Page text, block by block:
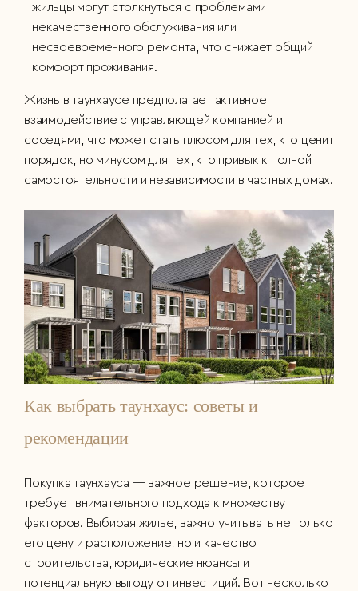
жильцы могут столкнуться с проблемами
некачественного обслуживания или
несвоевременного ремонта, что снижает общий
комфорт проживания.
Жизнь в таунхаусе предполагает активное
взаимодействие с управляющей компанией и
соседями, что может стать плюсом для тех, кто ценит
порядок, но минусом для тех, кто привык к полной
самостоятельности и независимости в частных домах.
Как выбрать таунхаус: советы и
рекомендации
Покупка таунхауса — важное решение, которое
требует внимательного подхода к множеству
факторов. Выбирая жилье, важно учитывать не только
его цену и расположение, но и качество
строительства, юридические нюансы и
потенциальную выгоду от инвестиций. Вот несколько